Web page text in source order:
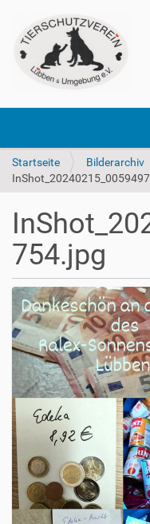
Startseite
Bilderarchiv
754.jpg